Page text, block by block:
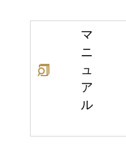
マ
ニ
ュ
ア
ル